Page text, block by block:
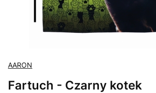
AARON
Fartuch - Czarny kotek